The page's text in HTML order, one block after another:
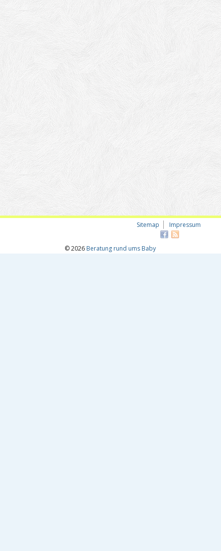
Sitemap Impressum
© 2026 Beratung rund ums Baby